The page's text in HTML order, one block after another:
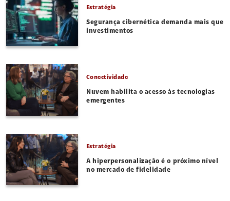
Estratégia
Segurança cibernética demanda mais que
investimentos
Conectividade
Nuvem habilita o acesso às tecnologias
emergentes
Estratégia
A hiperpersonalização é o próximo nível
no mercado de fidelidade